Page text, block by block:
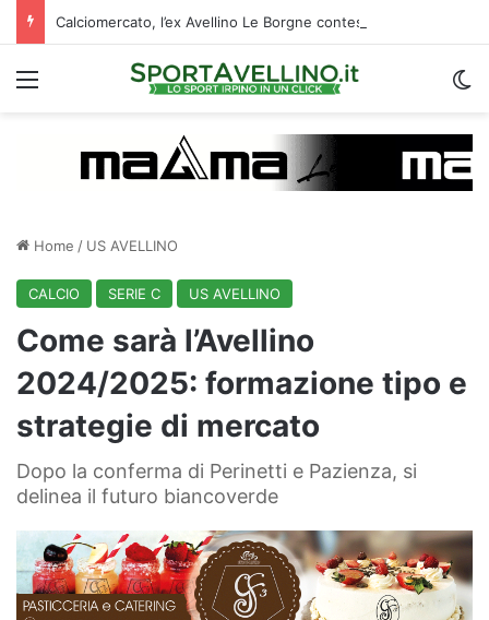
Menu
Home / US AVELLINO
CALCIO SERIE C US AVELLINO
Come sarà l’Avellino
2024/2025: formazione tipo e
strategie di mercato
Dopo la conferma di Perinetti e Pazienza, si
delinea il futuro biancoverde